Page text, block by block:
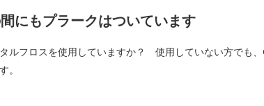
にもプラークはついています
ルフロスを使用していますか？ 使用していない方でも
。